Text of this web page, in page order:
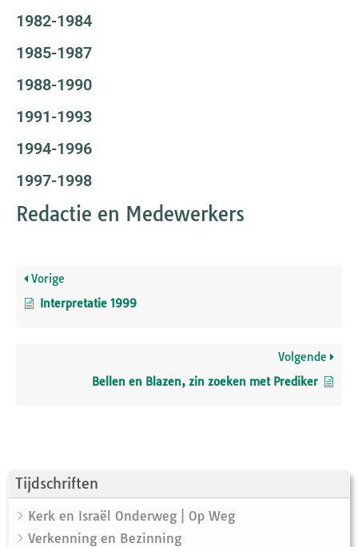
Tijdschriften
Kerk en Israël Onderweg | Op Weg
Verkenning en Bezinning
1982-1984
1985-1987
1988-1990
1991-1993
1994-1996
1997-1998
Redactie en Medewerkers
Vorige
Interpretatie 1999
Volgende
Bellen en Blazen, zin zoeken met Prediker